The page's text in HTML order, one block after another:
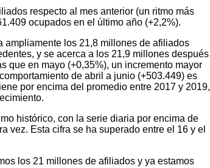
respecto al mes anterior (un ritmo más
ocupados en el último año (+2,2%).
ampliamente los 21,8 millones de afiliados
y se acerca a los 21,9 millones después
que en mayo (+0,35%), un incremento mayor
de abril a junio (+503.449) es
por encima del promedio entre 2017 y 2019,
histórico, con la serie diaria por encima de
vez. Esta cifra se ha superado entre el 16 y el
los 21 millones de afiliados y ya estamos